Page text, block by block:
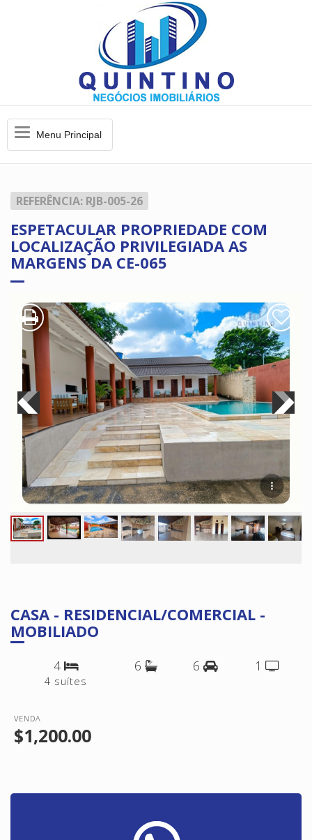
MenuMenu Principal
REFERÊNCIA: RJB-005-26
ESPETACULAR PROPRIEDADE COM
LOCALIZAÇÃO PRIVILEGIADA AS
MARGENS DA CE-065
CASA - RESIDENCIAL/COMERCIAL -
MOBILIADO
4
4 suítes
6 6 1
VENDA
$1,200.00